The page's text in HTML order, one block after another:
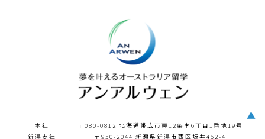
本社
〒080-0812 北海道帯広市東12条南6丁目1番地19号
新潟支社
〒950-2044 新潟県新潟市西区坂井462-4
▲